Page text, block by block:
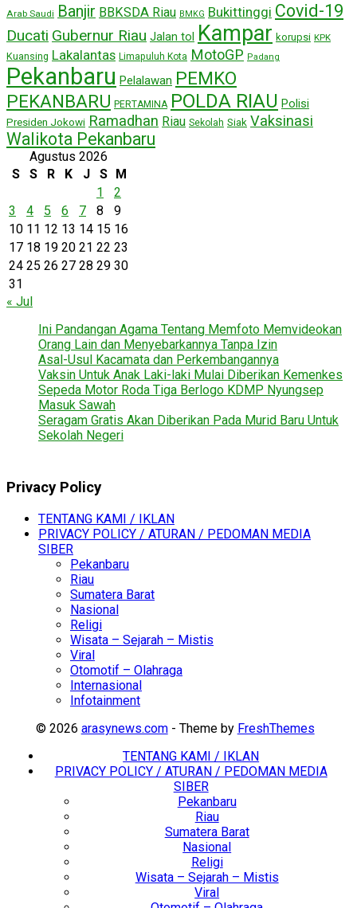
Arab Saudi Banjir BBKSDA Riau BMKG Bukittinggi Covid-19
Ducati Gubernur Riau Jalan tol Kampar korupsi KPK
Kuansing Lakalantas Limapuluh Kota MotoGP Padang
Pekanbaru Pelalawan PEMKO
PEKANBARU PERTAMINA POLDA RIAU Polisi
Presiden Jokowi Ramadhan Riau Sekolah Siak Vaksinasi
Walikota Pekanbaru
Agustus 2026
S
S R K J S M
1
2
3
4 5 6 7 8
9
10 11 12 13 14 15 16
17 18 19 20 21 22 23
24 25 26 27 28 29 30
31
« Jul
Ini Pandangan Agama Tentang Memfoto Memvideokan
Orang Lain dan Menyebarkannya Tanpa Izin
Asal-Usul Kacamata dan Perkembangannya
Vaksin Untuk Anak Laki-laki Mulai Diberikan Kemenkes
Sepeda Motor Roda Tiga Berlogo KDMP Nyungsep
Masuk Sawah
Seragam Gratis Akan Diberikan Pada Murid Baru Untuk
Sekolah Negeri
Privacy Policy
TENTANG KAMI / IKLAN
PRIVACY POLICY / ATURAN / PEDOMAN MEDIA
SIBER
Pekanbaru
Riau
Sumatera Barat
Nasional
Religi
Wisata – Sejarah – Mistis
Viral
Otomotif – Olahraga
Internasional
Infotainment
© 2026 arasynews.com- Theme by FreshThemes
TENTANG KAMI / IKLAN
PRIVACY POLICY / ATURAN / PEDOMAN MEDIA
SIBER
Pekanbaru
Riau
Sumatera Barat
Nasional
Religi
Wisata – Sejarah – Mistis
Viral